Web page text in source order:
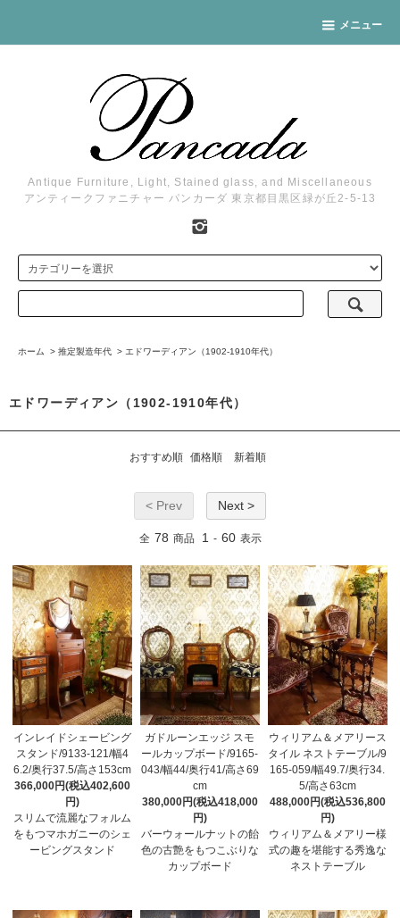
メニュー
Antique Furniture, Light, Stained glass, and Miscellaneous
アンティークファニチャー パンカーダ 東京都目黒区緑が丘2-5-13
ホーム > 推定製造年代 > エドワーディアン（1902-1910年代）
エドワーディアン（1902-1910年代）
おすすめ順 価格順 新着順
< Prev Next >
全 78 商品 1 - 60 表示
インレイドシェービング
スタンド/9133-121/幅4
6.2/奥行37.5/高さ153cm
366,000円(税込402,600
円)
スリムで流麗なフォルム
をもつマホガニーのシェ
ービングスタンド
ガドルーンエッジ スモ
ールカップボード/9165-
043/幅44/奥行41/高さ69
cm
380,000円(税込418,000
円)
バーウォールナットの飴
色の古艶をもつこぶりな
カップボード
ウィリアム＆メアリース
タイル ネストテーブル/9
165-059/幅49.7/奥行34.
5/高さ63cm
488,000円(税込536,800
円)
ウィリアム＆メアリー様
式の趣を堪能する秀逸な
ネストテーブル